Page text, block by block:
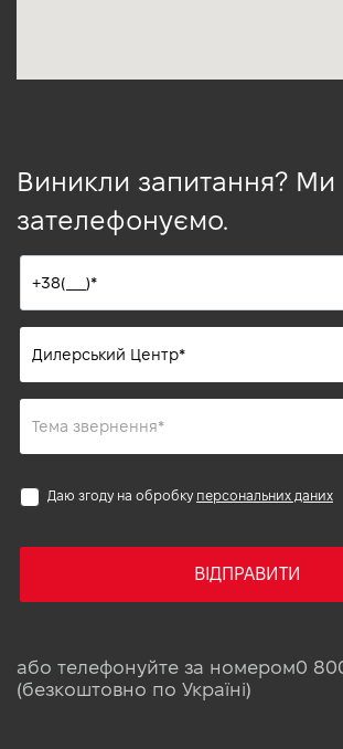
Виникли запитання?
зателефонуємо.
Даю згоду на обробку персональних даних
ВІДПРАВИТИ
або телефонуйте за номером0
(безкоштовно по Україні)